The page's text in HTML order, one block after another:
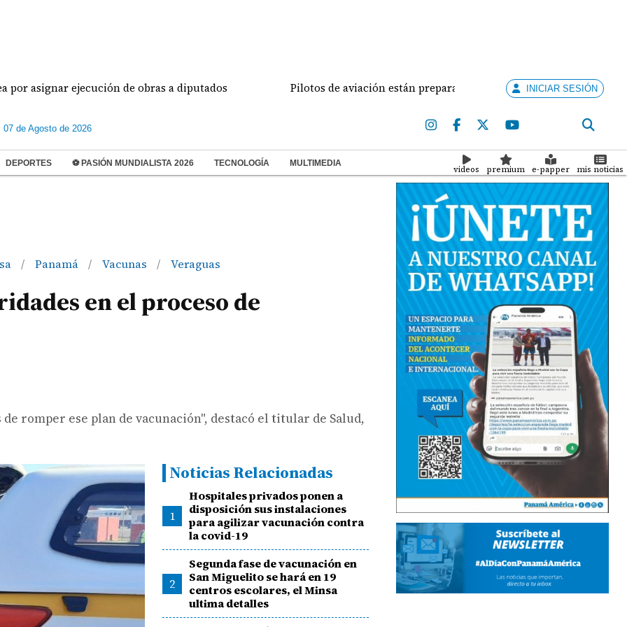
ejecución de obras a diputados Pilotos de aviación están preparados para ejercer la docenciaINICIAR SESIÓN
07 de Agosto de 2026
DEPORTES ⚽ PASIÓN MUNDIALISTA 2026 TECNOLOGÍA MULTIMEDIA
videos premium e-papper mis noticias
/ Panamá / Vacunas / Veraguas
en el proceso de
romper ese plan de vacunación", destacó el titular de Salud,
Noticias Relacionadas
1
Hospitales privados ponen a
disposición sus instalaciones
para agilizar vacunación contra
la covid-19
2
Segunda fase de vacunación en
San Miguelito se hará en 19
centros escolares, el Minsa
ultima detalles